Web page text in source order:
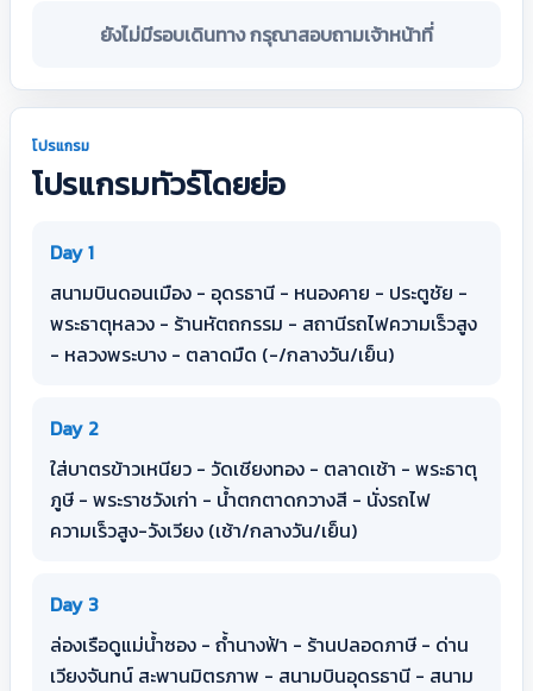
ยังไม่มีรอบเดินทาง กรุณาสอบถามเจ้าหน้าที่
โปรแกรม
โปรแกรมทัวร์โดยย่อ
Day 1
สนามบินดอนเมือง - อุดรธานี - หนองคาย - ประตูชัย -
พระธาตุหลวง - ร้านหัตถกรรม - สถานีรถไฟความเร็วสูง
- หลวงพระบาง - ตลาดมืด (-/กลางวัน/เย็น)
Day 2
ใส่บาตรข้าวเหนียว - วัดเชียงทอง - ตลาดเช้า - พระธาตุ
ภูษี - พระราชวังเก่า - น้ำตกตาดกวางสี - นั่งรถไฟ
ความเร็วสูง-วังเวียง (เช้า/กลางวัน/เย็น)
Day 3
ล่องเรือดูแม่น้ำซอง - ถ้ำนางฟ้า - ร้านปลอดภาษี - ด่าน
เวียงจันทน์ สะพานมิตรภาพ - สนามบินอุดรธานี - สนาม